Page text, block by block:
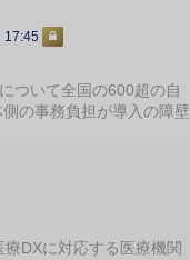
17:45
ついて全国の600超の自
の事務負担が導入の障壁
DXに対応する医療機関